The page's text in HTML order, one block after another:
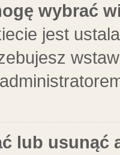
wybrać
jest
lub usunąć